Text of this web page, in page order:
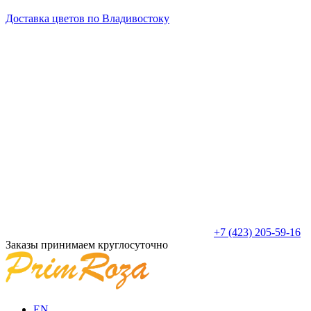
Доставка цветов по Владивостоку
+7 (423) 205-59-16
Заказы принимаем круглосуточно